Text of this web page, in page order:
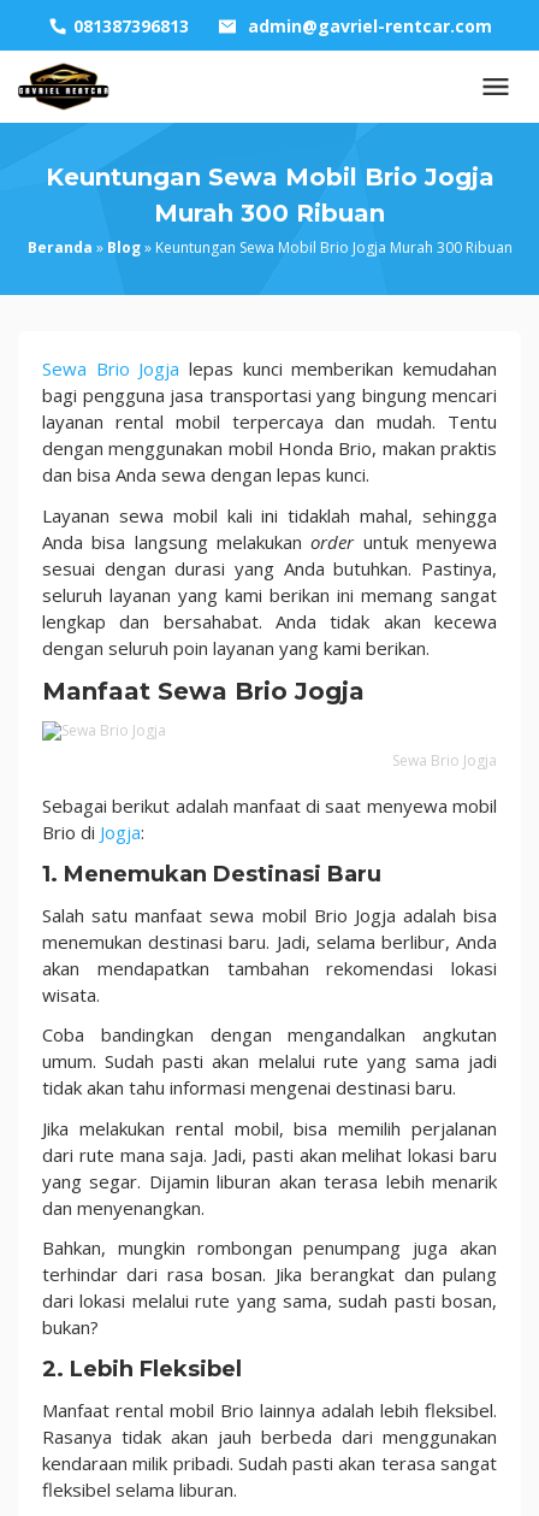
content
081387396813 admin@gavriel-rentcar.com
Keuntungan Sewa Mobil Brio Jogja
Murah 300 Ribuan
Beranda » Blog» Keuntungan Sewa Mobil Brio Jogja Murah 300 Ribuan
Keuntungan
Sewa
Mobil
Brio
Jogja
300
Ribuan
Sewa Brio Jogja lepas kunci memberikan kemudahan
bagi pengguna jasa transportasi yang bingung mencari
layanan rental mobil terpercaya dan mudah. Tentu
dengan menggunakan mobil Honda Brio, makan praktis
dan bisa Anda sewa dengan lepas kunci.
Layanan sewa mobil kali ini tidaklah mahal, sehingga
Anda bisa langsung melakukanorderuntuk menyewa
sesuai dengan durasi yang Anda butuhkan. Pastinya,
seluruh layanan yang kami berikan ini memang sangat
lengkap dan bersahabat. Anda tidak akan kecewa
dengan seluruh poin layanan yang kami berikan.
Manfaat Sewa Brio Jogja
Sewa Brio Jogja
Sebagai berikut adalah manfaat di saat menyewa mobil
Brio di Jogja:
1. Menemukan Destinasi Baru
Salah satu manfaat sewa mobil Brio Jogja adalah bisa
menemukan destinasi baru. Jadi, selama berlibur, Anda
akan mendapatkan tambahan rekomendasi lokasi
wisata.
Coba bandingkan dengan mengandalkan angkutan
umum. Sudah pasti akan melalui rute yang sama jadi
tidak akan tahu informasi mengenai destinasi baru.
Jika melakukan rental mobil, bisa memilih perjalanan
dari rute mana saja. Jadi, pasti akan melihat lokasi baru
yang segar. Dijamin liburan akan terasa lebih menarik
dan menyenangkan.
Bahkan, mungkin rombongan penumpang juga akan
terhindar dari rasa bosan. Jika berangkat dan pulang
dari lokasi melalui rute yang sama, sudah pasti bosan,
bukan?
2. Lebih Fleksibel
Manfaat rental mobil Brio lainnya adalah lebih fleksibel.
Rasanya tidak akan jauh berbeda dari menggunakan
kendaraan milik pribadi. Sudah pasti akan terasa sangat
fleksibel selama liburan.